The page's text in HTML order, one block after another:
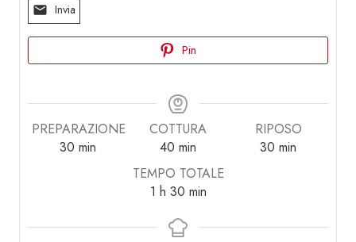
Invia
Pin
PREPARAZIONE
30 minuti
min
COTTURA
40 minuti
min
RIPOSO
30 minuti
min
TEMPO TOTALE
1 ora
h 30minuti
min